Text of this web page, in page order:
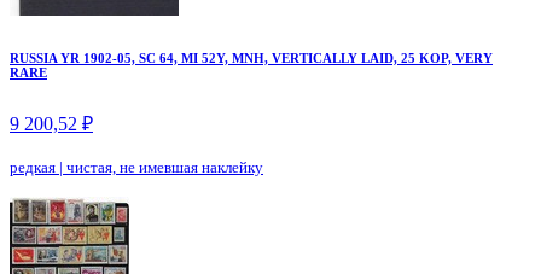
RUSSIA YR 1902-05, SC 64, MI 52Y, MNH, VERTICALLY LAID, 25 KOP, VERY
RARE
9 200,52 ₽
редкая | чистая, не имевшая наклейку